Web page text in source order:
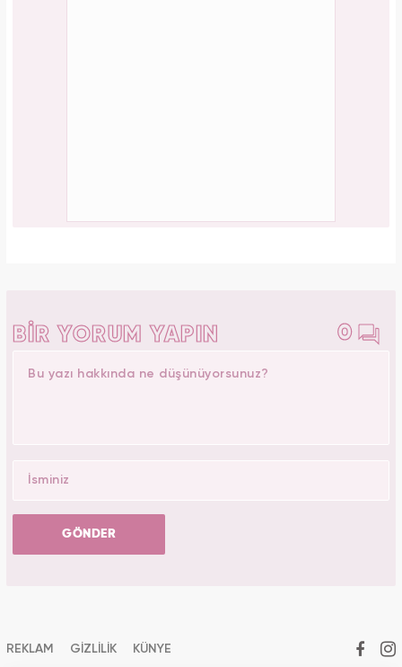
BİR YORUM YAPIN 0
GÖNDER
REKLAM GİZLİLİK KÜNYE